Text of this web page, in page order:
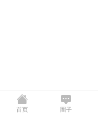
首页 圈子